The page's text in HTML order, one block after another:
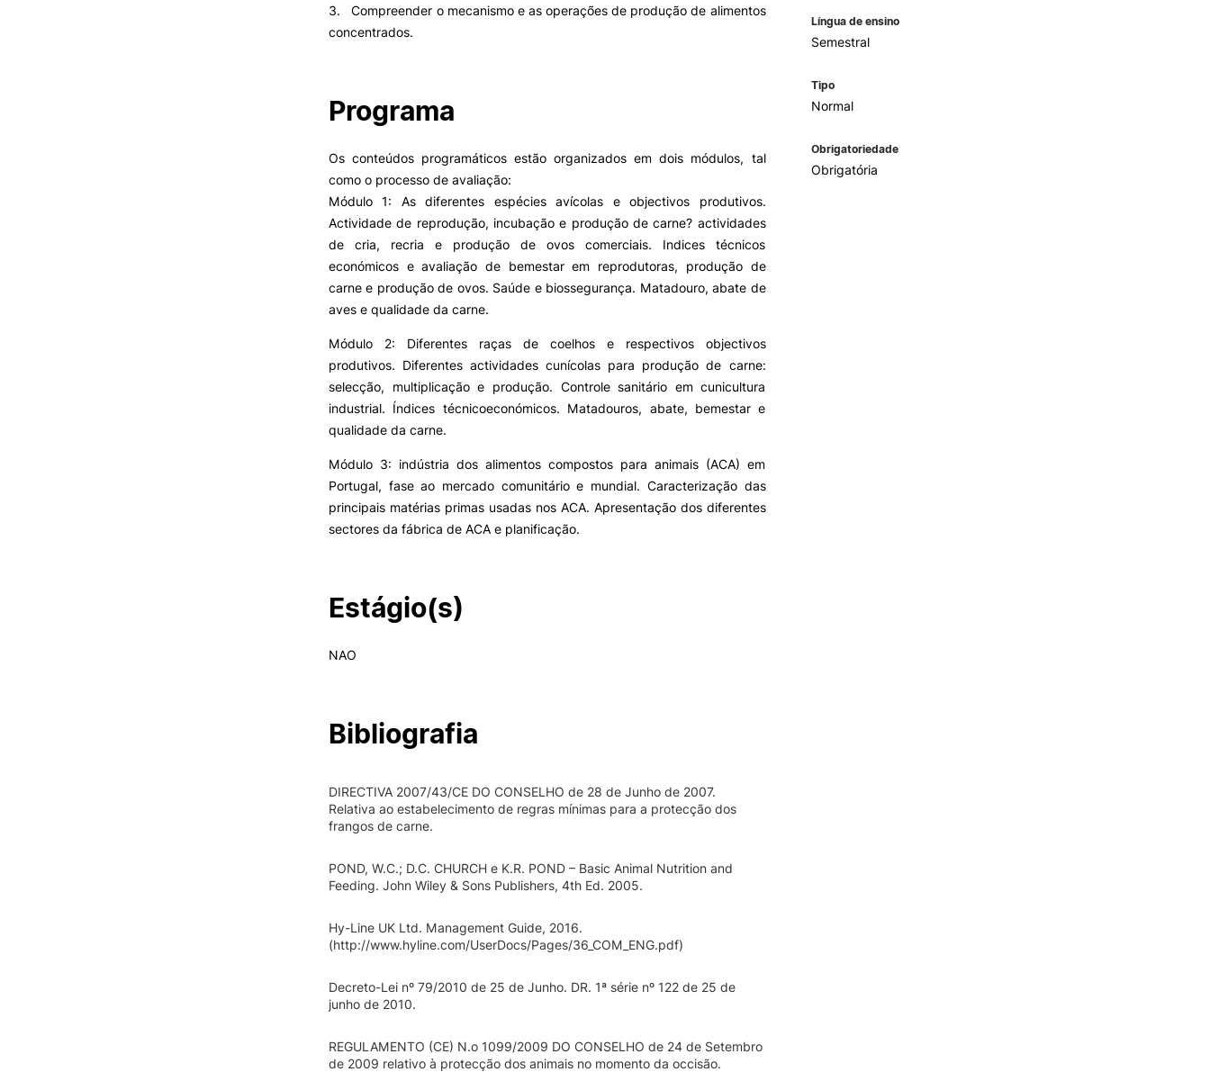
Portal de Emprego
Farm4Future
3. Compreender o mecanismo e as operações de produção de alimentos
concentrados.
Programa
Os conteúdos programáticos estão organizados em dois módulos, tal
como o processo de avaliação:
Módulo 1: As diferentes espécies avícolas e objectivos produtivos.
Actividade de reprodução, incubação e produção de carne? actividades
de cria, recria e produção de ovos comerciais. Indices técnicos
económicos e avaliação de bem­estar em reprodutoras, produção de
carne e produção de ovos. Saúde e biossegurança. Matadouro, abate de
aves e qualidade da carne.
Módulo 2: Diferentes raças de coelhos e respectivos objectivos
produtivos. Diferentes actividades cunícolas para produção de carne:
selecção, multiplicação e produção. Controle sanitário em cunicultura
industrial. Índices técnico­económicos. Matadouros, abate, bem­estar e
qualidade da carne.
Módulo 3: indústria dos alimentos compostos para animais (ACA) em
Portugal, fase ao mercado comunitário e mundial. Caracterização das
principais matérias­ primas usadas nos ACA. Apresentação dos diferentes
sectores da fábrica de ACA e planificação.
Estágio(s)
NAO
Bibliografia
DIRECTIVA 2007/43/CE DO CONSELHO de 28 de Junho de 2007.
Relativa ao estabelecimento de regras mínimas para a protecção dos
frangos de carne.
POND, W.C.; D.C. CHURCH e K.R. POND – Basic Animal Nutrition and
Feeding. John Wiley & Sons Publishers, 4th Ed. 2005.
Hy-Line UK Ltd. Management Guide, 2016.
(http://www.hyline.com/UserDocs/Pages/36_COM_ENG.pdf)
Decreto-Lei nº 79/2010 de 25 de Junho. DR. 1ª série nº 122 de 25 de
junho de 2010.
REGULAMENTO (CE) N.o 1099/2009 DO CONSELHO de 24 de Setembro
de 2009 relativo à protecção dos animais no momento da occisão.
Língua de ensino
Semestral
Tipo
Normal
Obrigatoriedade
Obrigatória